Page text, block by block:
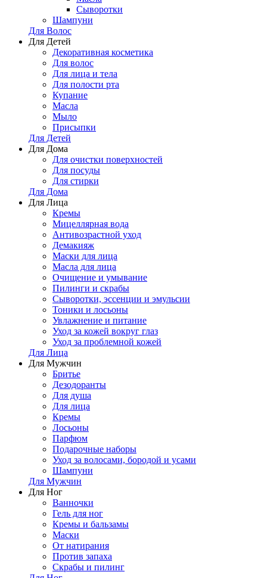
Сыворотки
Шампуни
Для Волос
Для Детей
Декоративная косметика
Для волос
Для лица и тела
Для полости рта
Купание
Масла
Мыло
Присыпки
Для Детей
Для Дома
Для очистки поверхностей
Для посуды
Для стирки
Для Дома
Для Лица
Кремы
Мицеллярная вода
Антивозрастной уход
Демакияж
Маски для лица
Масла для лица
Очищение и умывание
Пилинги и скрабы
Сыворотки, эссенции и эмульсии
Тоники и лосьоны
Увлажнение и питание
Уход за кожей вокруг глаз
Уход за проблемной кожей
Для Лица
Для Мужчин
Бритье
Дезодоранты
Для душа
Для лица
Кремы
Лосьоны
Парфюм
Подарочные наборы
Уход за волосами, бородой и усами
Шампуни
Для Мужчин
Для Ног
Ванночки
Гель для ног
Кремы и бальзамы
Маски
От натирания
Против запаха
Скрабы и пилинг